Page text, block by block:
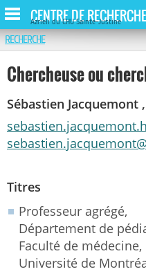
CENTRE DE RECHERCHE
Azrieli du CHU Sainte-Justine
RECHERCHE
Chercheuse ou
Sébastien Jacquemont
Titres
Professeur agrégé,
Département de
Faculté de médecine,
Université de